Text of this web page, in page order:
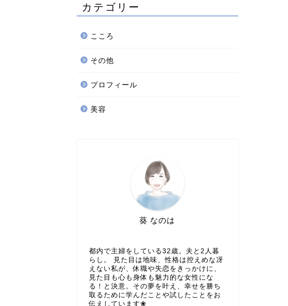
カテゴリー
こころ
その他
プロフィール
美容
葵 なのは
都内で主婦をしている32歳。夫と2人暮
らし。 見た目は地味、性格は控えめな冴
えない私が、休職や失恋をきっかけに、
見た目も心も身体も魅力的な女性にな
る！と決意。その夢を叶え、幸せを勝ち
取るために学んだことや試したことをお
伝えしています❀